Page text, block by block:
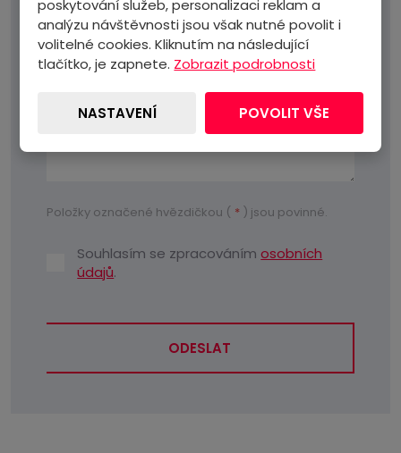
Text zprávy*
Položky označené hvězdičkou ( * ) jsou povinné.
Souhlasím
osobních
Souhlasím se zpracovánímosobních
údajů.
ODESLAT
poskytování služeb, personalizaci reklam a
analýzu návštěvnosti jsou však nutné povolit i
volitelné cookies. Kliknutím na následující
tlačítko, je zapnete. Zobrazit podrobnosti
NASTAVENÍ POVOLIT VŠE